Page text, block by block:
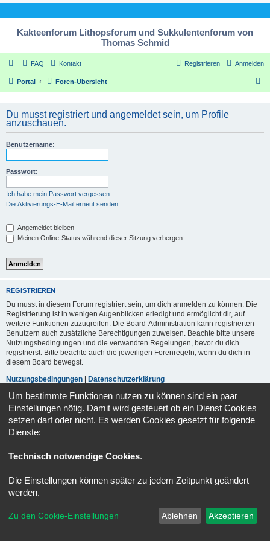
Kakteenforum Lithopsforum und Sukkulentenforum von
Thomas Schmid
FAQ Kontakt Anmelden
Registrieren
Portal Foren-Übersicht
Du musst registriert und angemeldet sein, um Profile
anzuschauen.
Benutzername:
Passwort:
Ich habe mein Passwort vergessen
Die Aktivierungs-E-Mail erneut senden
Angemeldet bleiben
Meinen Online-Status während dieser Sitzung verbergen
REGISTRIEREN
Du musst in diesem Forum registriert sein, um dich anmelden zu können. Die
Registrierung ist in wenigen Augenblicken erledigt und ermöglicht dir, auf
weitere Funktionen zuzugreifen. Die Board-Administration kann registrierten
Benutzern auch zusätzliche Berechtigungen zuweisen. Beachte bitte unsere
Nutzungsbedingungen und die verwandten Regelungen, bevor du dich
registrierst. Bitte beachte auch die jeweiligen Forenregeln, wenn du dich in
diesem Board bewegst.
Nutzungsbedingungen
Datenschutzerklärung
Registrieren
Powered byphpBB ® Forum Software © phpBB Limited
Datenschutz|Nutzungsbedingungen
Um bestimmte Funktionen nutzen zu können sind ein paar
Einstellungen nötig. Damit wird gesteuert ob ein Dienst Cookies
setzen darf oder nicht. Es werden Cookies gesetzt für folgende
Dienste:
Technisch notwendige Cookies.
Die Einstellungen können später zu jedem Zeitpunkt geändert
werden.
Zu den Cookie-Einstellungen Ablehnen Akzeptieren